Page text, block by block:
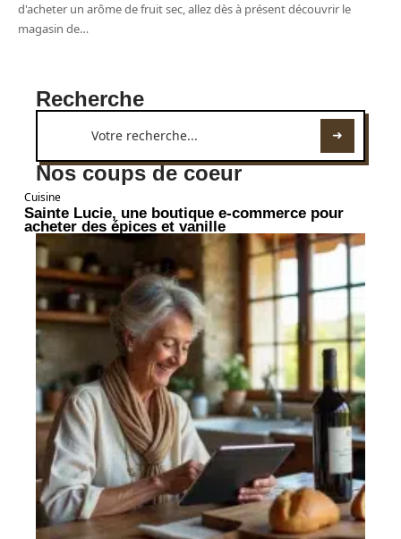
d'acheter un arôme de fruit sec, allez dès à présent découvrir le
magasin de…
Recherche
Nos coups de coeur
Cuisine
Sainte Lucie, une boutique e-commerce pour
acheter des épices et vanille